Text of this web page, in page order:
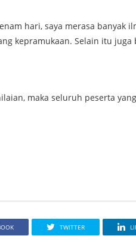
hari, saya merasa banyak
kepramukaan. Selain itu
maka seluruh peserta
TWITTER